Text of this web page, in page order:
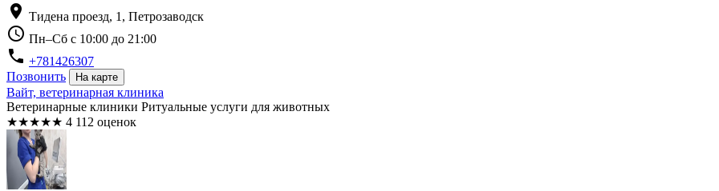
location_on Тидена проезд, 1, Петрозаводск
schedule Пн–Сб с 10:00 до 21:00
phone +781426307
Позвонить
На карте
Вайт, ветеринарная клиника
Ветеринарные клиники Ритуальные услуги для животных
★★★★★ 4 112 оценок